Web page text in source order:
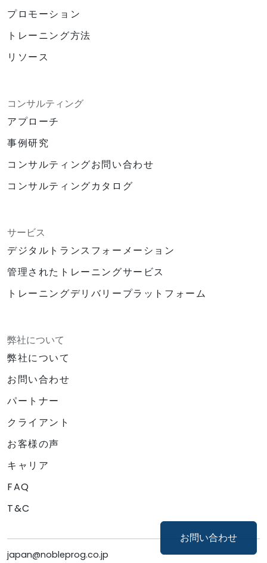
お問い合わせ
メール処理やステークホルダー管理、メモ取
りといった日常的な作業をAIで自動化または
委譲し、戦略的・創造的作業により注力でき
るようになること。
用を促進できること。
を見つけ出し、設計できること。
生産性支援ツールやプロトタイピングプラッ
トフォームから動画・画像生成・コーディン
グ向けソリューションまで、約20種類のAIツ
ールやモデルに実際に触れてみること。
プロモーション
トレーニング方法
リソース
コンサルティング
アプローチ
事例研究
コンサルティングお問い合わせ
コンサルティングカタログ
サービス
デジタルトランスフォーメーション
管理されたトレーニングサービス
トレーニングデリバリープラットフォーム
弊社について
弊社について
お問い合わせ
パートナー
クライアント
お客様の声
キャリア
FAQ
T&C
japan@nobleprog.co.jp